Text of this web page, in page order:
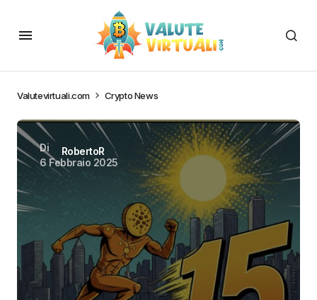
Valutevirtuali.com Crypto News
Di
RobertoR
6 Febbraio 2025